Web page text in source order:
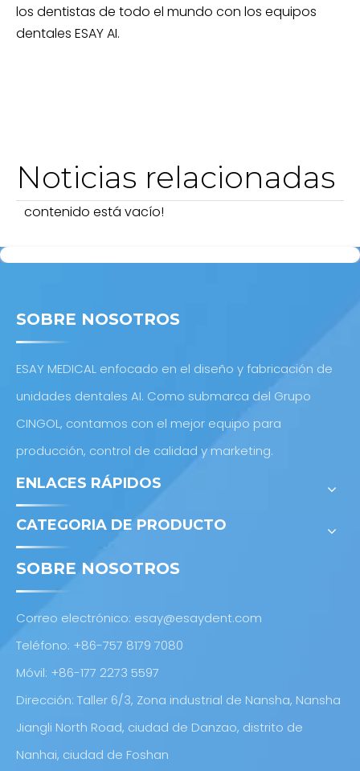
los dentistas de todo el mundo con los equipos
dentales ESAY AI.
Noticias relacionadas
contenido está vacío!
SOBRE NOSOTROS
ESAY MEDICAL enfocado en el diseño y fabricación de
unidades dentales AI. Como submarca del Grupo
CINGOL, contamos con el mejor equipo para
producción, control de calidad y marketing.
ENLACES RÁPIDOS
CATEGORIA DE PRODUCTO
SOBRE NOSOTROS
Correo electrónico: esay@esaydent.com
Teléfono: +86-757 8179 7080
Móvil: +86-177 2273 5597
Dirección: Taller 6/3, Zona industrial de Nansha, Nansha
Jiangli North Road, ciudad de Danzao, distrito de
Nanhai, ciudad de Foshan